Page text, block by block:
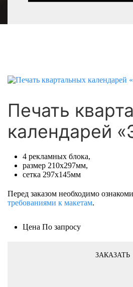
Печать
календарей
4 рекламных блока,
размер 210х297мм,
сетка 297х145мм
Перед заказом необходимо
требованиями к макетам.
Цена По запросу
ЗАКАЗАТЬ